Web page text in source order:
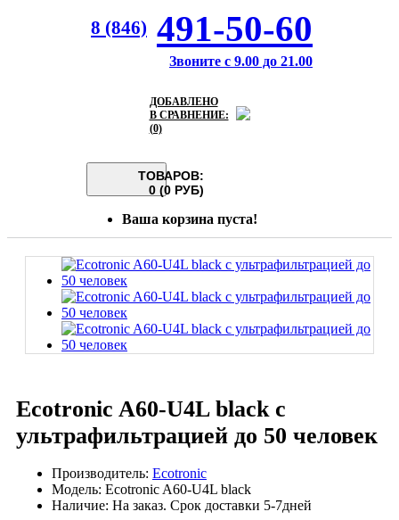
8 (846) 491-50-60
Звоните с 9.00 до 21.00
ДОБАВЛЕНО
В СРАВНЕНИЕ:
(0)
ТОВАРОВ:
0 (0 РУБ)
Ваша корзина пуста!
Ecotronic A60-U4L black с
ультрафильтрацией до 50 человек
Производитель: Ecotronic
Модель: Ecotronic A60-U4L black
Наличие: На заказ. Срок доставки 5-7дней